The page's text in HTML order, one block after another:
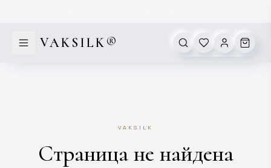
VAKSILK®
VAKSILK
Страница не найдена